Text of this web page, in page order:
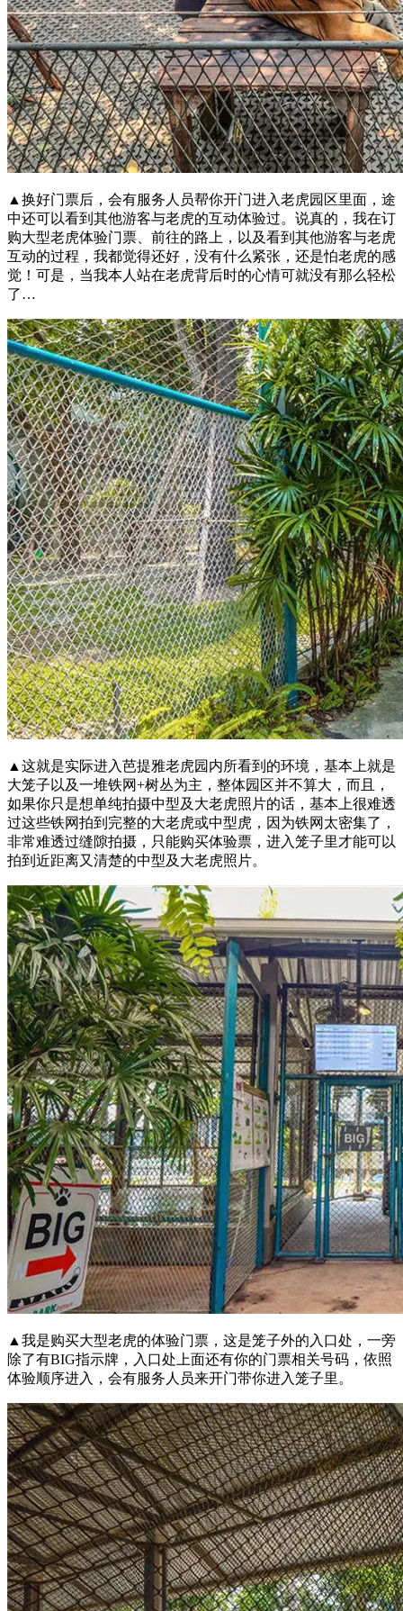
▲换好门票后，会有服务人员帮你开门进入老虎园区里面，途
中还可以看到其他游客与老虎的互动体验过。说真的，我在订
购大型老虎体验门票、前往的路上，以及看到其他游客与老虎
互动的过程，我都觉得还好，没有什么紧张，还是怕老虎的感
觉！可是，当我本人站在老虎背后时的心情可就没有那么轻松
了…
▲这就是实际进入芭提雅老虎园内所看到的环境，基本上就是
大笼子以及一堆铁网+树丛为主，整体园区并不算大，而且，
如果你只是想单纯拍摄中型及大老虎照片的话，基本上很难透
过这些铁网拍到完整的大老虎或中型虎，因为铁网太密集了，
非常难透过缝隙拍摄，只能购买体验票，进入笼子里才能可以
拍到近距离又清楚的中型及大老虎照片。
▲我是购买大型老虎的体验门票，这是笼子外的入口处，一旁
除了有BIG指示牌，入口处上面还有你的门票相关号码，依照
体验顺序进入，会有服务人员来开门带你进入笼子里。